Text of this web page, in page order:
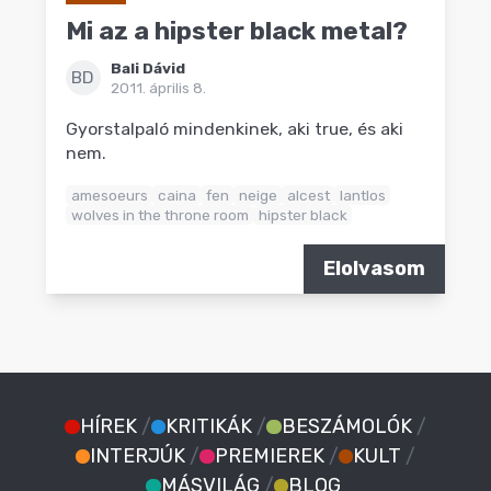
Mi az a hipster black metal?
BD
Bali Dávid
2011. április 8.
Gyorstalpaló mindenkinek, aki true, és aki
nem.
amesoeurs caina fen neige alcest lantlos
wolves in the throne room
hipster black
Elolvasom
HÍREK / KRITIKÁK / BESZÁMOLÓK /
INTERJÚK / PREMIEREK / KULT /
MÁSVILÁG / BLOG